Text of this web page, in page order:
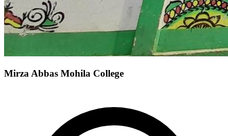
Mirza Abbas Mohila College